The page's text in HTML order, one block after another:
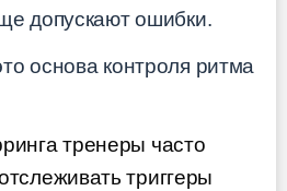
допускают ошибки.
основа контроля ритма
тренеры часто
триггеры